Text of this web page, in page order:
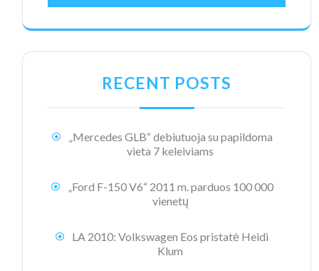
RECENT POSTS
„Mercedes GLB“ debiutuoja su papildoma
vieta 7 keleiviams
„Ford F-150 V6“ 2011 m. parduos 100 000
vienetų
LA 2010: Volkswagen Eos pristatė Heidi
Klum